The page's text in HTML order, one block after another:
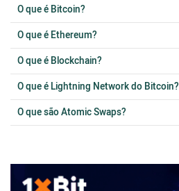
O que é Bitcoin?
O que é Ethereum?
O que é Blockchain?
O que é Lightning Network do Bitcoin?
O que são Atomic Swaps?